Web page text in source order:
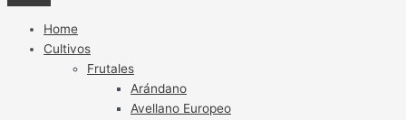
Home
Cultivos
Frutales
Arándano
Avellano Europeo